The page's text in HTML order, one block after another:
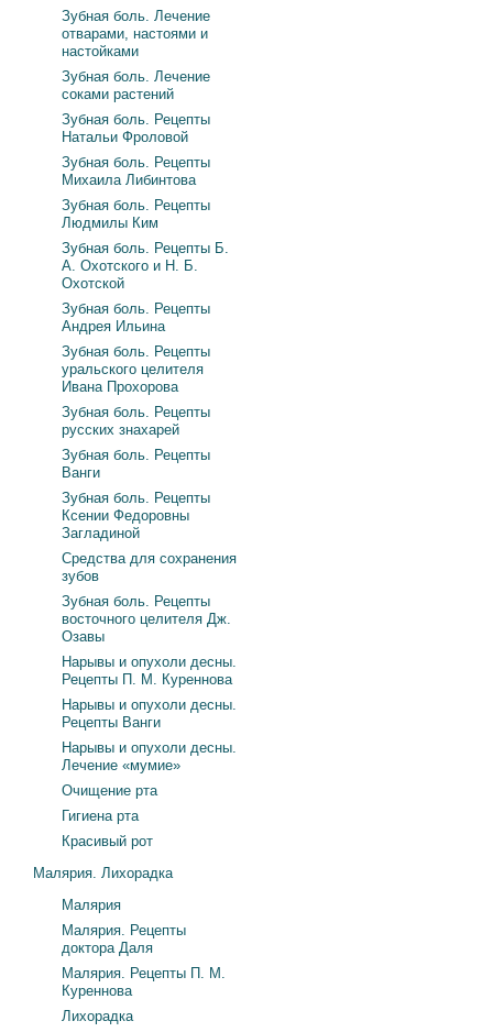
Зубная боль. Лечение
отварами, настоями и
настойками
Зубная боль. Лечение
соками растений
Зубная боль. Рецепты
Натальи Фроловой
Зубная боль. Рецепты
Михаила Либинтова
Зубная боль. Рецепты
Людмилы Ким
Зубная боль. Рецепты Б.
А. Охотского и Н. Б.
Охотской
Зубная боль. Рецепты
Андрея Ильина
Зубная боль. Рецепты
уральского целителя
Ивана Прохорова
Зубная боль. Рецепты
русских знахарей
Зубная боль. Рецепты
Ванги
Зубная боль. Рецепты
Ксении Федоровны
Загладиной
Средства для сохранения
зубов
Зубная боль. Рецепты
восточного целителя Дж.
Озавы
Нарывы и опухоли десны.
Рецепты П. М. Куреннова
Нарывы и опухоли десны.
Рецепты Ванги
Нарывы и опухоли десны.
Лечение «мумие»
Очищение рта
Гигиена рта
Красивый рот
Малярия. Лихорадка
Малярия
Малярия. Рецепты
доктора Даля
Малярия. Рецепты П. М.
Куреннова
Лихорадка